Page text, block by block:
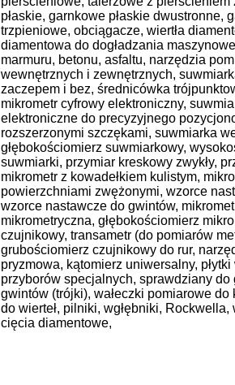
płaskie, garnkowe płaskie dwustronne,
trzpieniowe, obciągacze, wiertła
diamentowa do dogładzania
marmuru, betonu, asfaltu, narzędzia
wewnętrznych i zewnętrznych,
zaczepem i bez, średnicówka
mikrometr cyfrowy elektroniczny,
elektroniczne do precyzyjnego
rozszerzonymi szczękami, suwmiarka
głębokościomierz suwmiarkowy,
suwmiarki, przymiar kreskowy zwykły,
mikrometr z kowadełkiem kulistym,
powierzchniami zwężonymi, wzorce
wzorce nastawcze do gwintów,
mikrometryczna, głębokościomierz
czujnikowy, transametr (do pomiarów
grubościomierz czujnikowy do rur,
pryzmowa, kątomierz uniwersalny,
przyborów specjalnych, sprawdziany do
gwintów (trójki), wałeczki pomiarowe do
do wierteł, pilniki, wgłębniki,
cięcia diamentowe,